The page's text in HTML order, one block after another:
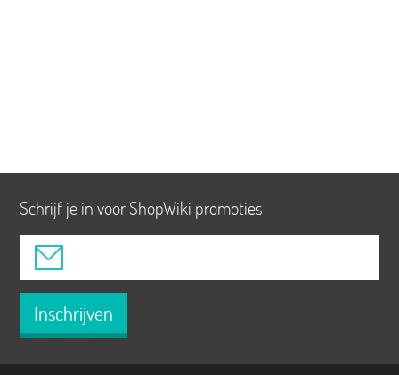
Schrijf je in voor ShopWiki promoties
Inschrijven